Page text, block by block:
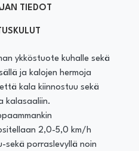
TIEDOT
ykköstuote kuhalle sekä
ja kalojen hermoja
kala kiinnostuu sekä
kalasaaliin.
2,0-5,0 km/h
sekä porraslevyllä noin